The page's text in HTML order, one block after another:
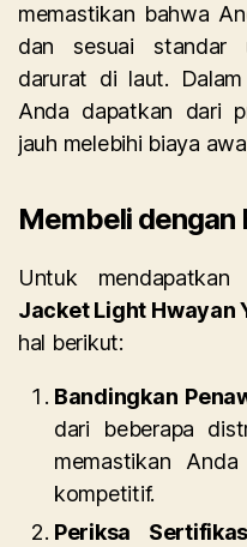
memastikan bahwa
dan sesuai standar
darurat di laut.
Anda dapatkan dari
jauh melebihi biaya
Membeli dengan
Untuk
Jacket Light Hwayan
hal berikut:
Bandingkan
dari beberapa
memastikan
kompetitif.
Periksa